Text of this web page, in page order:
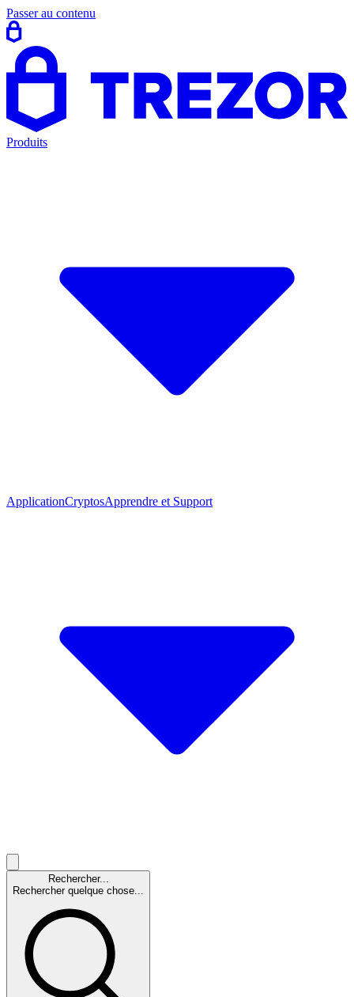
Passer au contenu
Produits
ApplicationCryptosApprendre et Support
Rechercher...
Rechercher quelque chose...